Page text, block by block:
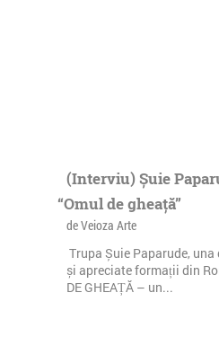
(Interviu) Șuie
“Omul de gheață”
de Veioza Arte
Trupa Șuie Paparude,
și apreciate formații din
DE GHEAȚĂ – un...